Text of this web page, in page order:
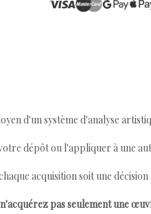
d'un système d'analyse
dépôt ou l'appliquer à une
acquisition soit une décision
pas seulement une